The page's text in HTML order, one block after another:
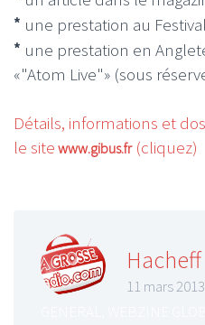
* une prestation au
* une prestation en
«"Atom Live"» (sous
Détails, informations et
le site www.gibus.fr(cliquez)
Hacheff
11 mars